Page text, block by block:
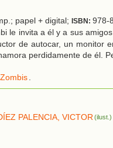
papel + digital; ISBN: 978-
le invita a él y a sus
de autocar, un monitor
perdidamente de él.
Zombis.
PALENCIA, VICTOR(ilust.)